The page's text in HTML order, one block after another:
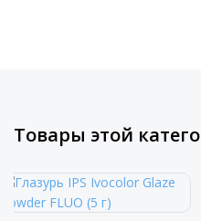
Товары этой